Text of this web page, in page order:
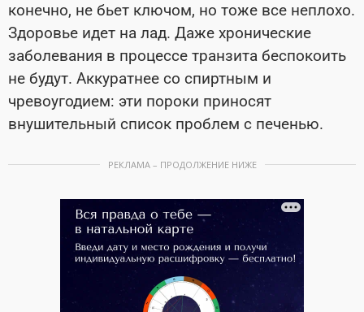
конечно, не бьет ключом, но тоже все неплохо.
Здоровье идет на лад. Даже хронические
заболевания в процессе транзита беспокоить
не будут. Аккуратнее со спиртным и
чревоугодием: эти пороки приносят
внушительный список проблем с печенью.
РЕКЛАМА – ПРОДОЛЖЕНИЕ НИЖЕ